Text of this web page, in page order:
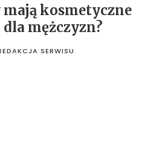
mają kosmetyczne
mężczyzn?
SERWISU